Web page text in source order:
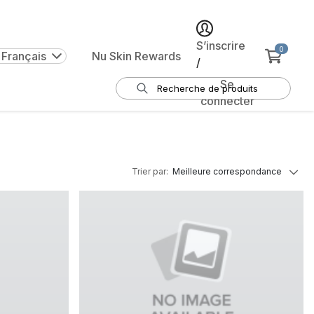
Nu Skin Rewards
S’inscrire
/
Se
connecter
0
Trier par: Meilleure correspondance